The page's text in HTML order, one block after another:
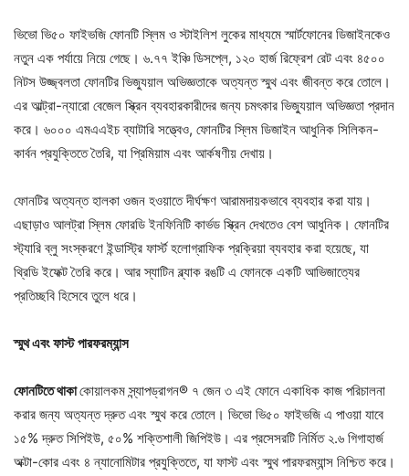
ভিভো ভি৫০ ফাইভজি ফোনটি স্লিম ও স্টাইলিশ লুকের মাধ্যমে স্মার্টফোনের ডিজাইনকেও
নতুন এক পর্যায়ে নিয়ে গেছে। ৬.৭৭ ইঞ্চি ডিসপ্লে, ১২০ হার্জ রিফ্রেশ রেট এবং ৪৫০০
নিটস উজ্জ্বলতা ফোনটির ভিজ্যুয়াল অভিজ্ঞতাকে অত্যন্ত স্মুথ এবং জীবন্ত করে তোলে।
এর আল্ট্রা-ন্যারো বেজেল স্ক্রিন ব্যবহারকারীদের জন্য চমৎকার ভিজ্যুয়াল অভিজ্ঞতা প্রদান
করে। ৬০০০ এমএএইচ ব্যাটারি সত্ত্বেও, ফোনটির স্লিম ডিজাইন আধুনিক সিলিকন-
কার্বন প্রযুক্তিতে তৈরি, যা প্রিমিয়াম এবং আর্কষণীয় দেখায়।
ফোনটির অত্যন্ত হালকা ওজন হওয়াতে দীর্ঘক্ষণ আরামদায়কভাবে ব্যবহার করা যায়।
এছাড়াও আলট্রা স্লিম ফোরডি ইনফিনিটি কার্ভড স্ক্রিন দেখতেও বেশ আধুনিক। ফোনটির
স্ট্যারি ব্লু সংস্করণে ইন্ডাস্ট্রি ফার্স্ট হলোগ্রাফিক প্রক্রিয়া ব্যবহার করা হয়েছে, যা
থ্রিডি ইফেক্ট তৈরি করে। আর স্যাটিন ব্ল্যাক রঙটি এ ফোনকে একটি আভিজাত্যের
প্রতিচ্ছবি হিসেবে তুলে ধরে।
স্মুথ এবং ফাস্ট পারফরম্যান্স
ফোনটিতে থাকাকোয়ালকম স্ন্যাপড্রাগন® ৭ জেন ৩ এই ফোনে একাধিক কাজ পরিচালনা
করার জন্য অত্যন্ত দ্রুত এবং স্মুথ করে তোলে। ভিভো ভি৫০ ফাইভজি এ পাওয়া যাবে
১৫% দ্রুত সিপিইউ, ৫০% শক্তিশালী জিপিইউ। এর প্রসেসরটি নির্মিত ২.৬ গিগাহার্জ
অক্টা-কোর এবং ৪ ন্যানোমিটার প্রযুক্তিতে, যা ফাস্ট এবং স্মুথ পারফরম্যান্স নিশ্চিত করে।